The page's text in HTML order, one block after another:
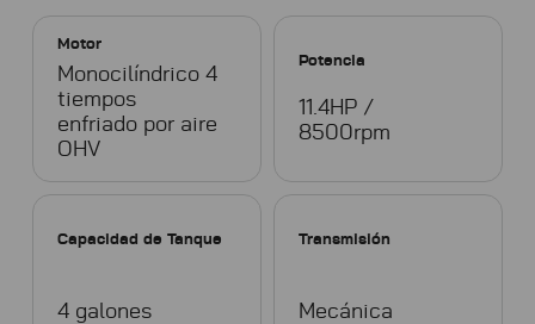
Motor
Monocilíndrico 4
tiempos
enfriado por aire
OHV
Potencia
11.4HP /
8500rpm
Capacidad de Tanque
4 galones
Transmisión
Mecánica